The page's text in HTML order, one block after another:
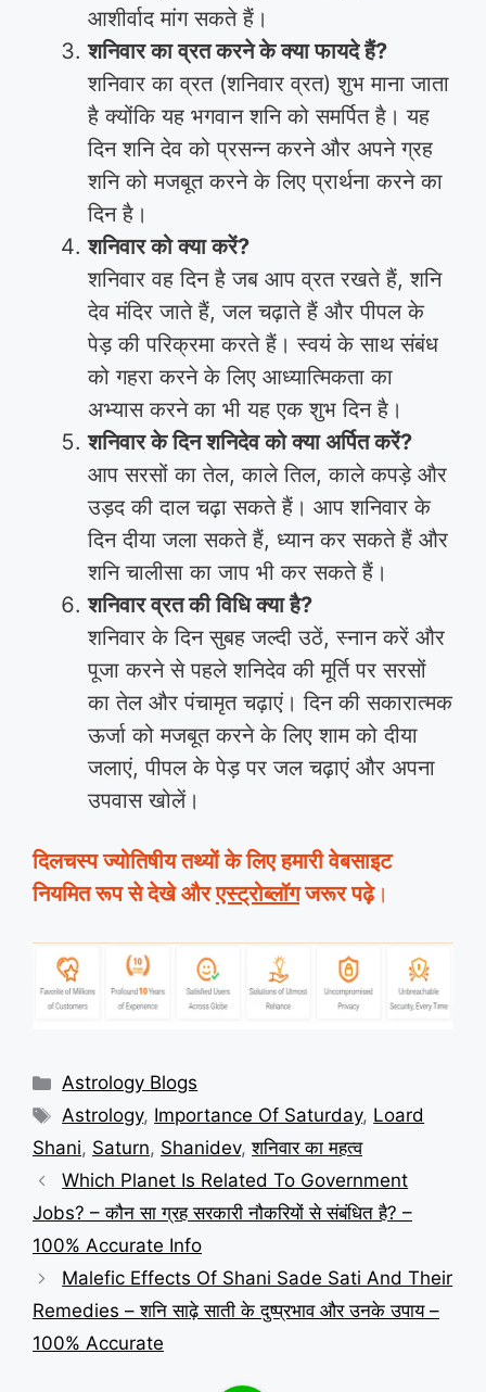
आशीर्वाद मांग सकते हैं।
शनिवार का व्रत करने के क्या फायदे हैं?
शनिवार का व्रत (शनिवार व्रत) शुभ माना जाता
है क्योंकि यह भगवान शनि को समर्पित है। यह
दिन शनि देव को प्रसन्न करने और अपने ग्रह
शनि को मजबूत करने के लिए प्रार्थना करने का
दिन है।
शनिवार को क्या करें?
शनिवार वह दिन है जब आप व्रत रखते हैं, शनि
देव मंदिर जाते हैं, जल चढ़ाते हैं और पीपल के
पेड़ की परिक्रमा करते हैं। स्वयं के साथ संबंध
को गहरा करने के लिए आध्यात्मिकता का
अभ्यास करने का भी यह एक शुभ दिन है।
शनिवार के दिन शनिदेव को क्या अर्पित करें?
आप सरसों का तेल, काले तिल, काले कपड़े और
उड़द की दाल चढ़ा सकते हैं। आप शनिवार के
दिन दीया जला सकते हैं, ध्यान कर सकते हैं और
शनि चालीसा का जाप भी कर सकते हैं।
शनिवार व्रत की विधि क्या है?
शनिवार के दिन सुबह जल्दी उठें, स्नान करें और
पूजा करने से पहले शनिदेव की मूर्ति पर सरसों
का तेल और पंचामृत चढ़ाएं। दिन की सकारात्मक
ऊर्जा को मजबूत करने के लिए शाम को दीया
जलाएं, पीपल के पेड़ पर जल चढ़ाएं और अपना
उपवास खोलें।
दिलचस्प ज्योतिषीय तथ्यों के लिए हमारी वेबसाइट
नियमित रूप से देखे औरएस्ट्रोब्लॉगजरूर पढ़े।
Categories
Astrology Blogs
Tags
Astrology, Importance Of Saturday, Loard
Shani, Saturn, Shanidev,शनिवार का महत्व
Which Planet Is Related To Government
Jobs? – कौन सा ग्रह सरकारी नौकरियों से संबंधित है? –
100% Accurate Info
Malefic Effects Of Shani Sade Sati And Their
Remedies – शनि साढ़े साती के दुष्प्रभाव और उनके उपाय –
100% Accurate